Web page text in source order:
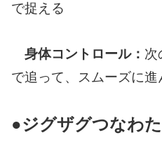
で捉える
身体コントロール： 次
で追って、スムーズに
●ジグザグつなわた